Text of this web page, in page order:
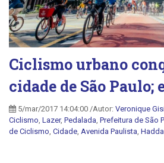
Ciclismo urbano
cidade de São Paulo;
5/mar/2017 14:04:00 /Autor: Veronique
Ciclismo Lazer, Pedalada Prefeitura de São
de Ciclismo Cidade Avenida Paulista